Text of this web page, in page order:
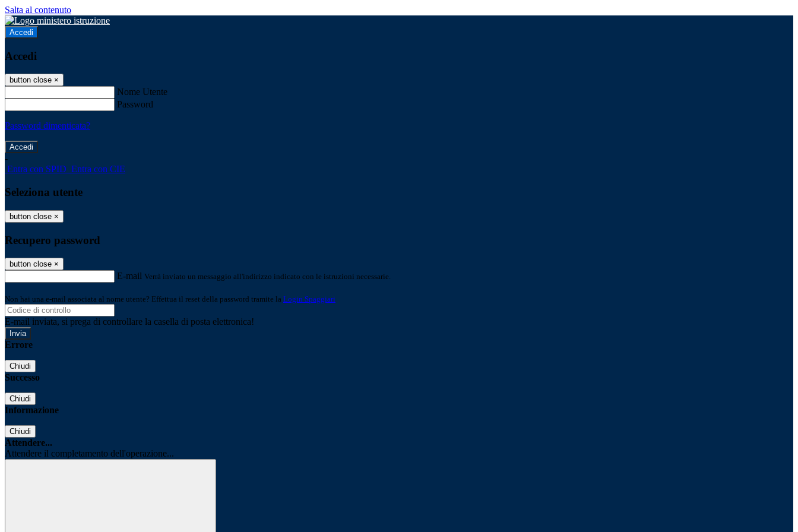
Salta al contenuto
Accedi
Accedi
button close ×
Nome Utente
Password
Password dimenticata?
-
Entra con SPID Entra con CIE
Seleziona utente
button close ×
Recupero password
button close ×
E-mail Verrà inviato un messaggio all'indirizzo indicato con le istruzioni necessarie.
Non hai una e-mail associata al nome utente? Effettua il reset della password tramite la Login Spaggiari
E-mail inviata, si prega di controllare la casella di posta elettronica!
Errore
Chiudi
Successo
Chiudi
Informazione
Chiudi
Attendere...
Attendere il completamento dell'operazione...